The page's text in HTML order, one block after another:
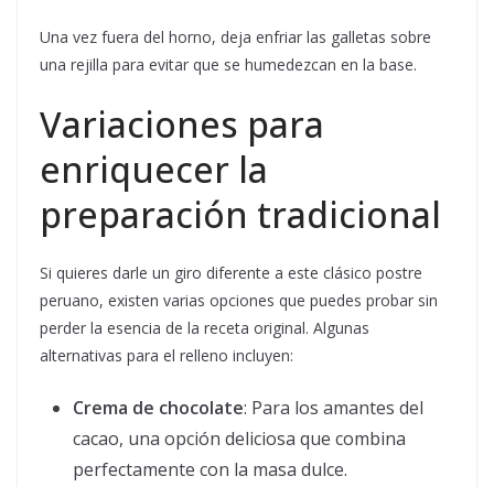
Una vez fuera del horno, deja enfriar las galletas sobre
una rejilla para evitar que se humedezcan en la base.
Variaciones para
enriquecer la
preparación tradicional
Si quieres darle un giro diferente a este clásico postre
peruano, existen varias opciones que puedes probar sin
perder la esencia de la receta original. Algunas
alternativas para el relleno incluyen:
Crema de chocolate: Para los amantes del
cacao, una opción deliciosa que combina
perfectamente con la masa dulce.